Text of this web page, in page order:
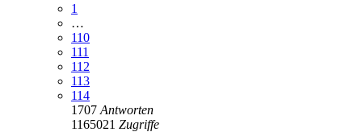
1
…
110
111
112
113
114
1707 Antworten
1165021 Zugriffe